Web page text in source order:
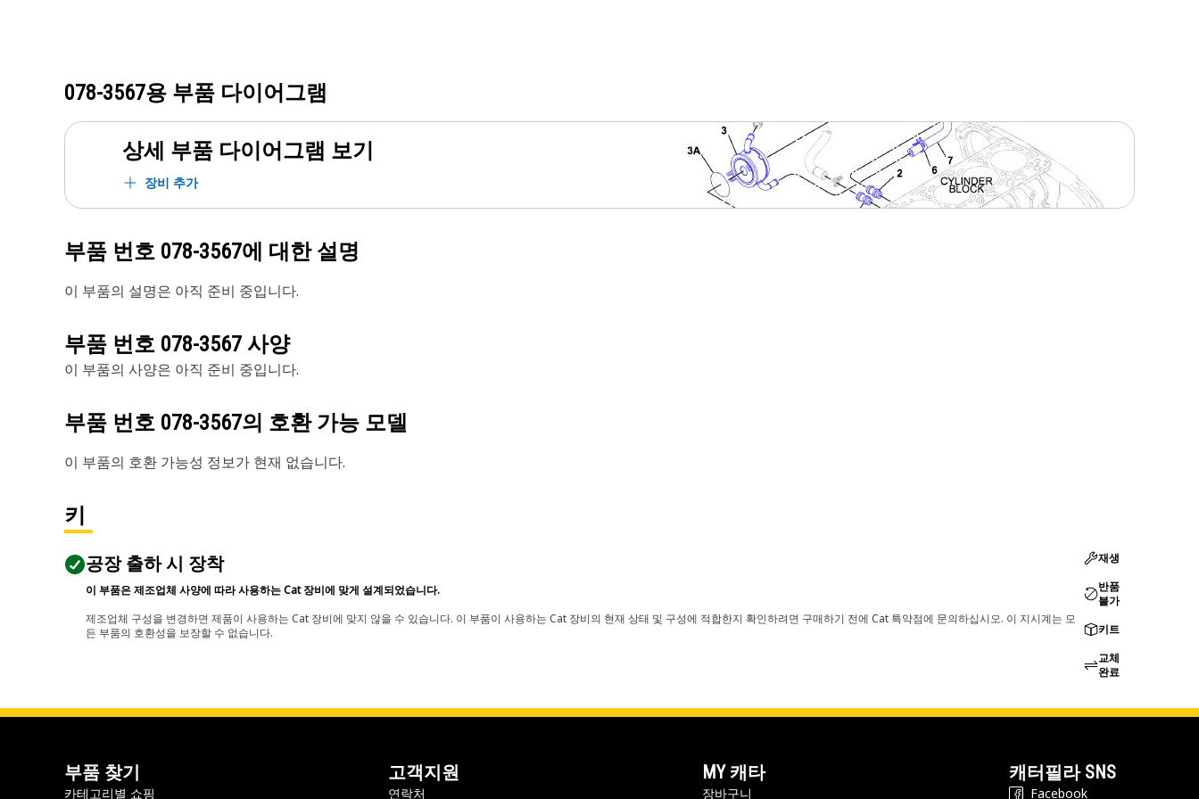
078-3567용 부품 다이어그램
상세 부품 다이어그램 보기
장비 추가
부품 번호 078-3567에 대한 설명
이 부품의 설명은 아직 준비 중입니다.
부품 번호 078-3567 사양
이 부품의 사양은 아직 준비 중입니다.
부품 번호 078-3567의 호환 가능 모델
이 부품의 호환 가능성 정보가 현재 없습니다.
키
공장 출하 시 장착
이 부품은 제조업체 사양에 따라 사용하는 Cat 장비에 맞게 설계되었습니다.
제조업체 구성을 변경하면 제품이 사용하는 Cat 장비에 맞지 않을 수 있습니다. 이 부품이 사용하는 Cat 장비의 현재 상태 및 구성에 적합한지 확인하려면 구매하기 전에 Cat 특약점에 문의하십시오. 이 지시계는 모
든 부품의 호환성을 보장할 수 없습니다.
재생
반품
불가
키트
교체
완료
부품 찾기
카테고리별 쇼핑
고객지원
연락처
MY 캐타
장바구니
캐터필라 SNS
Facebook